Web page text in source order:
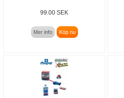
99.00 SEK
Mer info Köp nu